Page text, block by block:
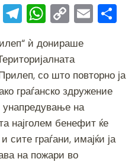
Vi T
el
e
gr
a
m
W
at
s
A
p
p
C
p
y
Li
n
k
E
l e
ѝ донираше
со што повторно ја
граѓанско здружение
унапредување на
најголем бенефит ќе
сите граѓани, имајќи ја
на пожари во